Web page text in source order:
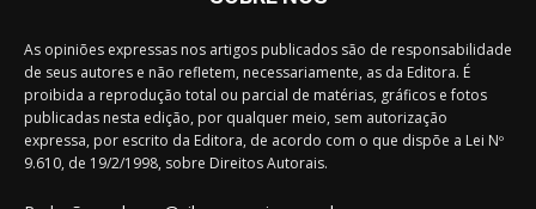
As opiniões expressas nos artigos publicados são de responsabilidade
de seus autores e não refletem, necessariamente, as da Editora. É
proibida a reprodução total ou parcial de matérias, gráficos e fotos
publicadas nesta edição, por qualquer meio, sem autorização
expressa, por escrito da Editora, de acordo com o que dispõe a Lei Nº
9.610, de 19/2/1998, sobre Direitos Autorais.